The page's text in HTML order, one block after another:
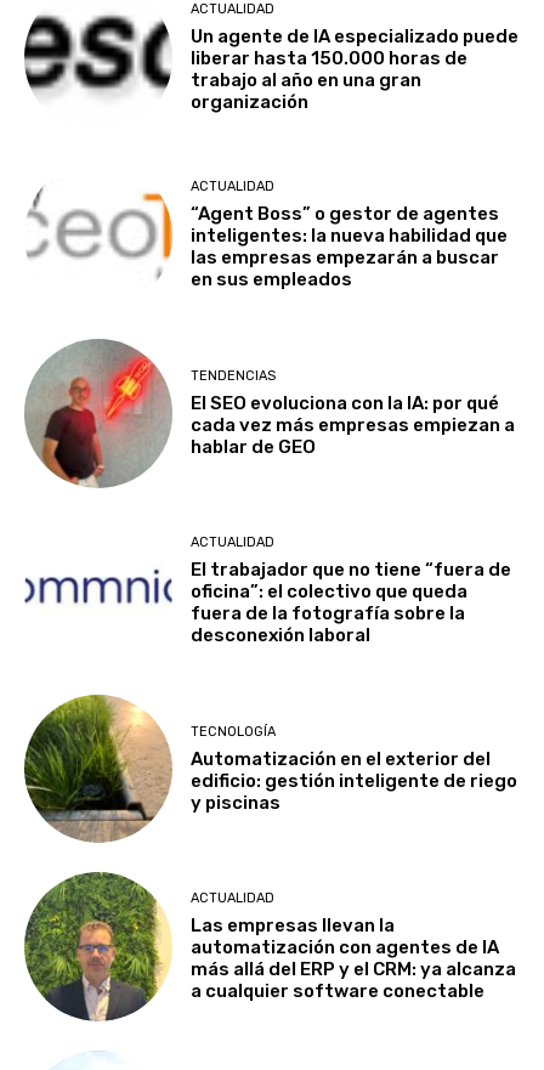
ACTUALIDAD
Un agente de IA especializado puede
liberar hasta 150.000 horas de
trabajo al año en una gran
organización
ACTUALIDAD
“Agent Boss” o gestor de agentes
inteligentes: la nueva habilidad que
las empresas empezarán a buscar
en sus empleados
TENDENCIAS
El SEO evoluciona con la IA: por qué
cada vez más empresas empiezan a
hablar de GEO
ACTUALIDAD
El trabajador que no tiene “fuera de
oficina”: el colectivo que queda
fuera de la fotografía sobre la
desconexión laboral
TECNOLOGÍA
Automatización en el exterior del
edificio: gestión inteligente de riego
y piscinas
ACTUALIDAD
Las empresas llevan la
automatización con agentes de IA
más allá del ERP y el CRM: ya alcanza
a cualquier software conectable